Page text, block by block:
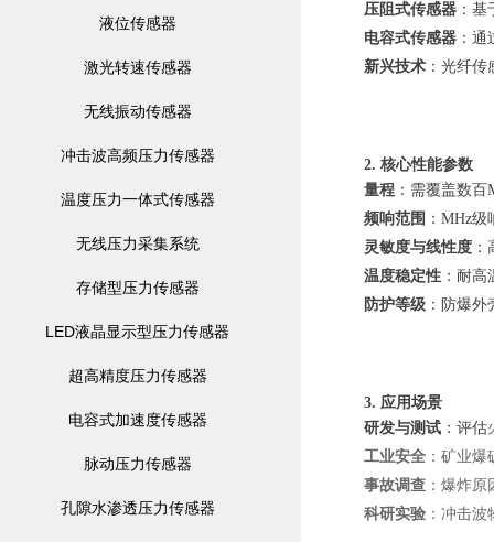
液位传感器
激光转速传感器
无线振动传感器
冲击波高频压力传感器
温度压力一体式传感器
无线压力采集系统
存储型压力传感器
LED液晶显示型压力传感器
超高精度压力传感器
电容式加速度传感器
脉动压力传感器
孔隙水渗透压力传感器
压阻式传感器 ：
电容式传感器 ：
新兴技术 ：光纤
2. 核心性能参数
量程 ：需覆盖数
频响范围 ：MHz
灵敏度与线性度
温度稳定性 ：耐
防护等级 ：防爆
3. 应用场景
研发与测试 ：评估
工业安全 ：矿业
事故调查 ：爆炸
科研实验 ：冲击